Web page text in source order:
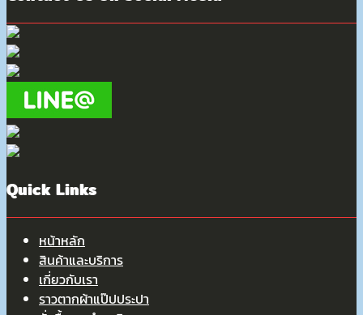
Quick Links
หน้าหลัก
สินค้าและบริการ
เกี่ยวกับเรา
ราวตากผ้าแป๊ปประปา